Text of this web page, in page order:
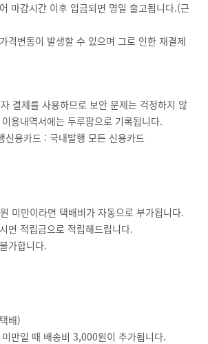
마감시간 이후 입금되면 명일 출고됩니다.(근
격변동이 발생할 수 있으며 그로 인한 재결제
결제를 사용하므로 보안 문제는 걱정하지 않
용내역서에는 두루팜으로 기록됩니다.
신용카드 : 국내발행 모든 신용카드
미만이라면 택배비가 자동으로 부가됩니다.
면 적립금으로 적립해드립니다.
가합니다.
배)
만일 때 배송비 3,000원이 추가됩니다.